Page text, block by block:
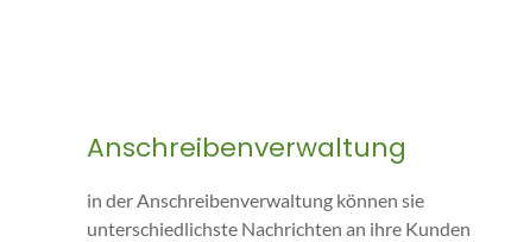
Anschreibenverwaltung
in der Anschreibenverwaltung können sie
unterschiedlichste Nachrichten an ihre Kunden